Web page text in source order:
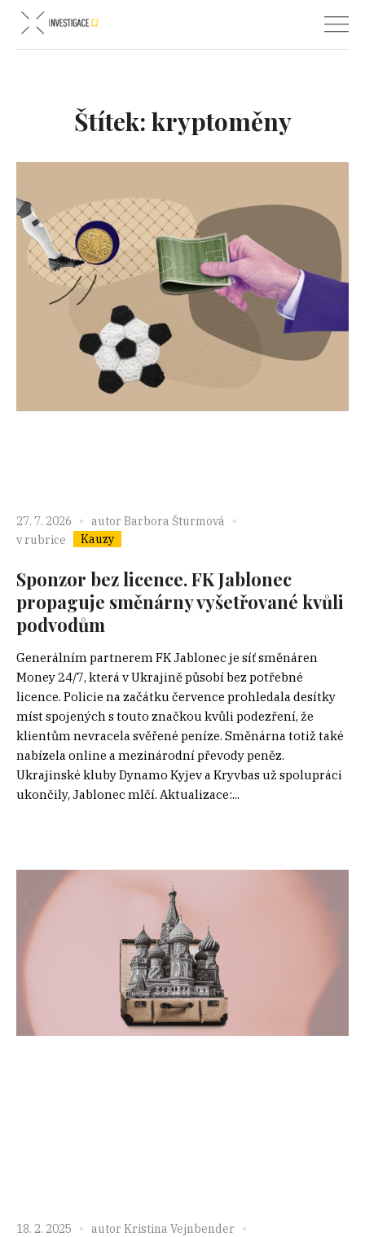
Štítek: kryptoměny
27. 7. 2026 autor Barbora Šturmová
v rubrice
Kauzy
Sponzor bez licence. FK Jablonec
propaguje směnárny vyšetřované kvůli
podvodům
Generálním partnerem FK Jablonec je síť směnáren
Money 24/7, která v Ukrajině působí bez potřebné
licence. Policie na začátku července prohledala desítky
míst spojených s touto značkou kvůli podezření, že
klientům nevracela svěřené peníze. Směnárna totiž také
nabízela online a mezinárodní převody peněz.
Ukrajinské kluby Dynamo Kyjev a Kryvbas už spolupráci
ukončily, Jablonec mlčí. Aktualizace:...
18. 2. 2025 autor Kristina Vejnbender